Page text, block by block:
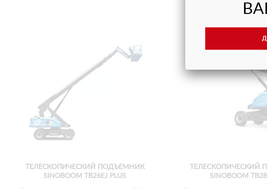
ТЕЛЕСКОПИЧЕСКИЙ ПОДЪЕМНИК
SINOBOOM TB26EJ PLUS
ТЕЛЕСКОПИЧЕСКИЙ
SINOBOOM